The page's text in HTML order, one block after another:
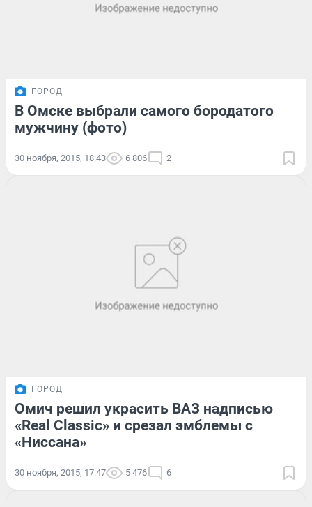
ГОРОД
В Омске выбрали самого бородатого
мужчину (фото)
30 ноября, 2015, 18:43 6 806 2
ГОРОД
Омич решил украсить ВАЗ надписью
«Real Classic» и срезал эмблемы с
«Ниссана»
30 ноября, 2015, 17:47 5 476 6